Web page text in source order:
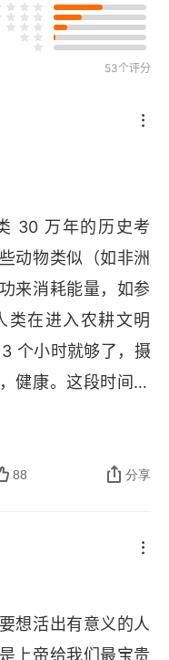
53个评分
30 万年的历史考
动物类似（如非洲
来消耗能量，如参
类在进入农耕文明
个小时就够了，摄
健康。这段时间占
文明让地球人口从
始了劳作。近代工
。带来了城市化，
财富意味着更多劳
社会的到来，不会
多重复性劳动，但
88 分享
想活出有意义的人
上帝给我们最宝贵